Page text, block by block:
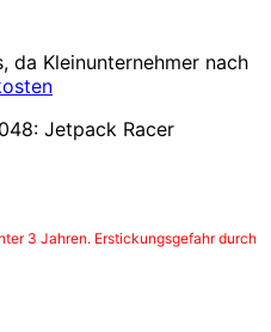
da Kleinunternehmer nach
Jetpack Racer
3 Jahren. Erstickungsgefahr durch